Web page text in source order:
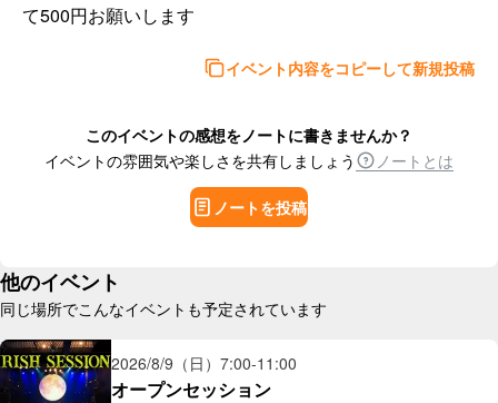
て500円お願いします
イベント内容をコピーして新規投稿
このイベントの感想をノートに書きませんか？
イベントの雰囲気や楽しさを共有しましょう
ノートとは
ノートを投稿
他のイベント
同じ場所でこんなイベントも予定されています
2026/8/9（日） 7:00-11:00
オープンセッション